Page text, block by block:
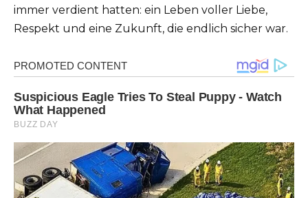
immer verdient hatten: ein Leben voller Liebe,
Respekt und eine Zukunft, die endlich sicher war.